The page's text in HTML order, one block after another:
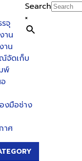
Search
×
จุ
าน
าน
จัดเก็บ
พ์
งมือช่าง
าศ